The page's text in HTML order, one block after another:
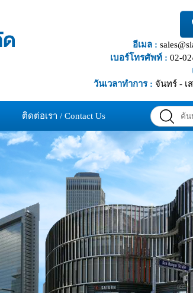
อีเมล :
เบอร์โทรศัพท์ : 02-
วันเวลาทำการ : จันทร์ - เ
ติดต่อเรา / Contact Us